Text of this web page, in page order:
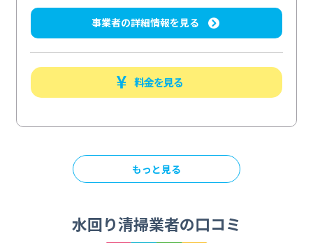
事業者の詳細情報を見る
料金を見る
もっと見る
水回り清掃業者の口コミ